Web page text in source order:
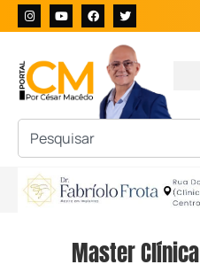
Master Clínica